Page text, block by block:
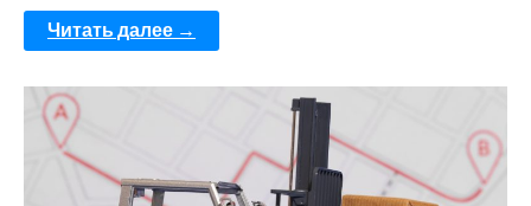
Читать далее →